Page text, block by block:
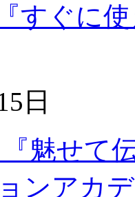
すぐに
日
『魅せて
ンアカ